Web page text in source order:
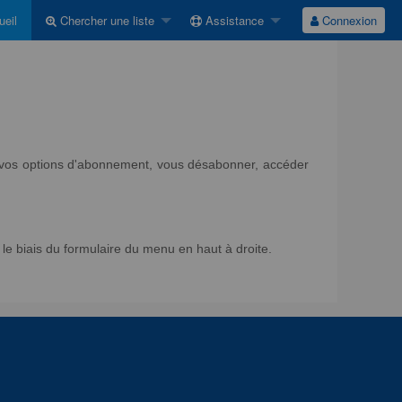
Chercher une liste Assistance Connexion
options d'abonnement, vous désabonner, accéder
biais du formulaire du menu en haut à droite.